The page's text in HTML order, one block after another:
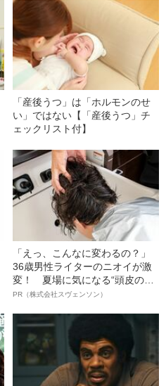
「産後うつ」は「ホルモンのせ
い」ではない【「産後うつ」チ
ェックリスト付】
「えっ、こんなに変わるの？」
36歳男性ライターのニオイが激
変！ 夏場に気になる“頭皮のニ
オイ”や“ベタつき”を解消す
ト”が生み出した徹底ケアとは
PR（株式会社スヴェンソン）